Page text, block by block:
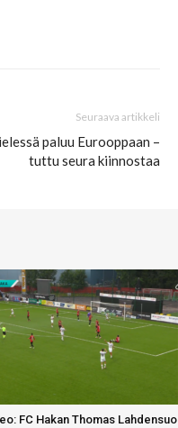
Seuraava artikkeli
paluu Eurooppaan –
tuttu seura kiinnostaa
FC Hakan Thomas Lahdensuo